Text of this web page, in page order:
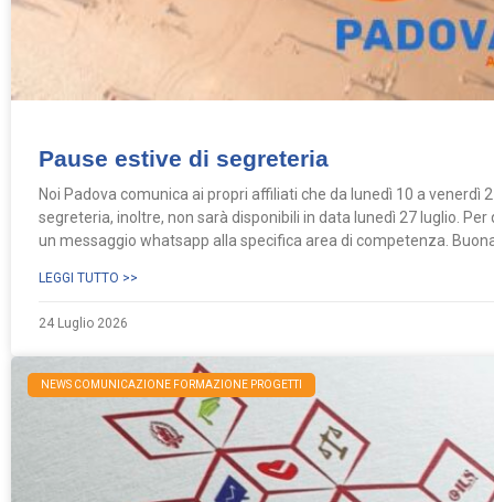
Pause estive di segreteria
Noi Padova comunica ai propri affiliati che da lunedì 10 a venerdì
segreteria, inoltre, non sarà disponibili in data lunedì 27 luglio.
un messaggio whatsapp alla specifica area di competenza.
LEGGI TUTTO >>
24 Luglio 2026
NEWS COMUNICAZIONE FORMAZIONE PROGETTI